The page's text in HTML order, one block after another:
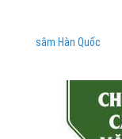
sâm Hàn Quốc